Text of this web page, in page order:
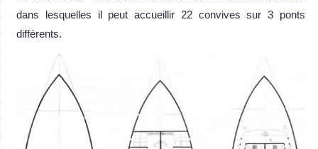
dans lesquelles il peut accueillir 22 convives sur 3 ponts
différents.